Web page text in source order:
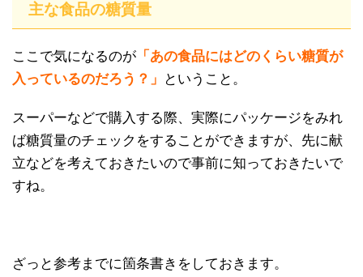
主な食品の糖質量
ここで気になるのが 「あの食品にはどのくらい糖質が
入っているのだろう？」
ということ。
スーパーなどで購入する際、実際にパッケージをみれ
ば糖質量のチェックをすることができますが、先に献
立などを考えておきたいので事前に知っておきたいで
すね。
ざっと参考までに箇条書きをしておきます。